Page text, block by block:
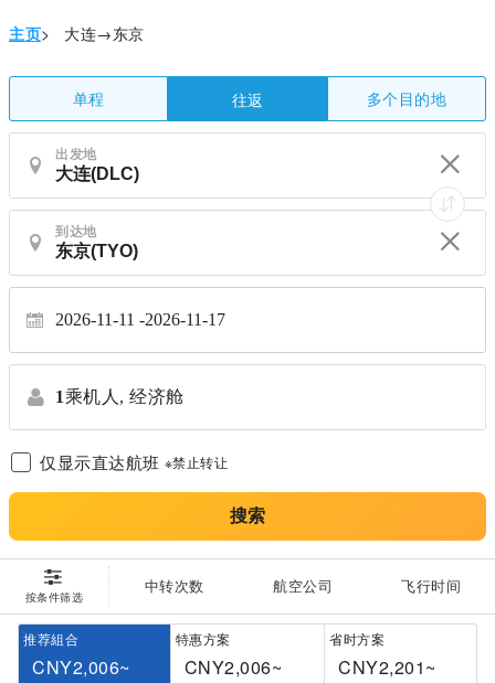
主页> 大连→东京
单程 往返 多个目的地
出发地
到达地
2026-11-11 2026-11-17
1乘机人, 经济舱
仅显示直达航班 ※禁止转让
搜索
按条件筛选
中转次数 航空公司 飞行时间
推荐組合
CNY2,006~
特惠方案
CNY2,006~
省时方案
CNY2,201~